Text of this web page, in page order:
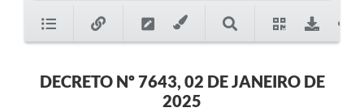
DECRETO Nº 7643, 02 DE JANEIRO DE
2025